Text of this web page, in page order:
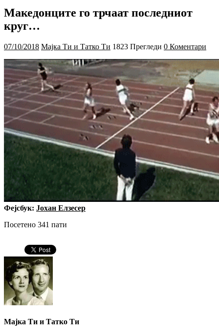
Македонците го трчаат последниот
круг…
07/10/2018 Мајка Ти и Татко Ти 1823 Прегледи 0 Коментари
Фејсбук: Јохан Елзесер
Посетено 341 пати
Мајка Ти и Татко Ти